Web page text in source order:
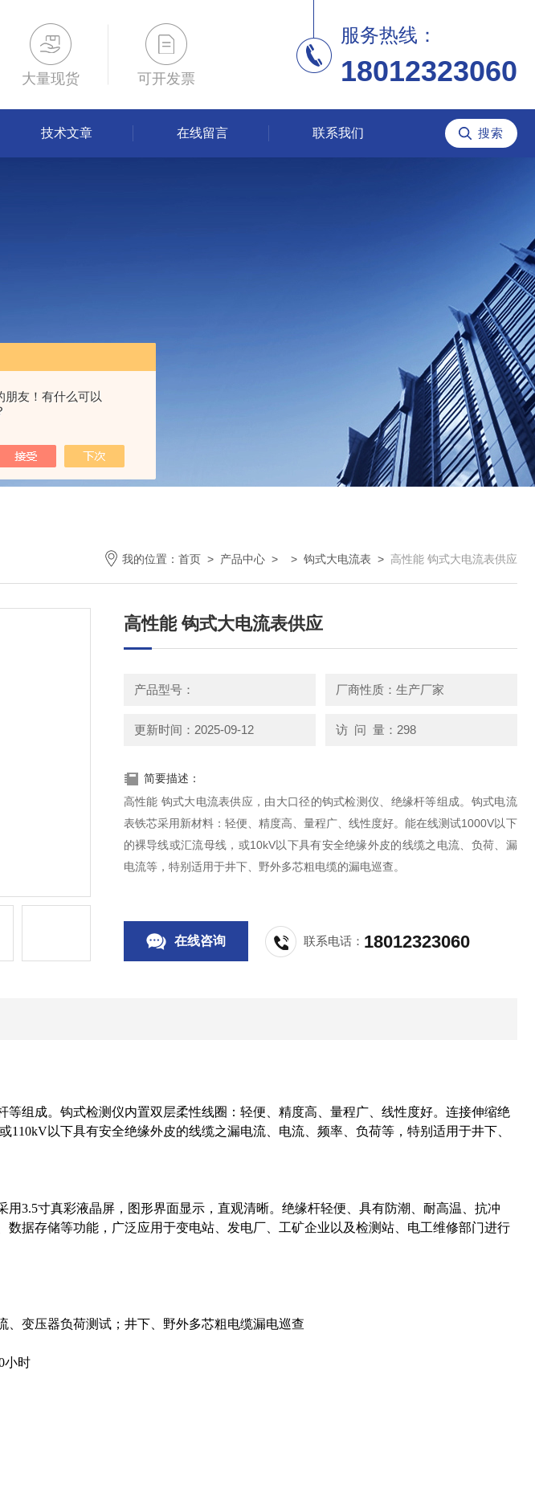
朋友！有什么可以
大量现货 可开发票
服务热线：
18012323060
技术文章 在线留言 联系我们
我的位置： 首页 > 产品中心 > > 钩式大电流表 > 高性能 钩式大电流表供应
高性能 钩式大电流表供应
产品型号： 厂商性质：生产厂家
更新时间：2025-09-12 访 问 量：298
简要描述：
高性能 钩式大电流表供应，由大口径的钩式检测仪、绝缘杆等组成。钩式电流
表铁芯采用新材料：轻便、精度高、量程广、线性度好。能在线测试1000V以下
的裸导线或汇流母线，或10kV以下具有安全绝缘外皮的线缆之电流、负荷、漏
电流等，特别适用于井下、野外多芯粗电缆的漏电巡查。
在线咨询 联系电话： 18012323060
等组成。钩式检测仪内置双层柔性线圈：轻便、精度高、量程广、线性度好。连接伸缩绝
以下具有安全绝缘外皮的线缆之漏电流、电流、频率、负荷等，特别适用于井下、
3.5寸真彩液晶屏，图形界面显示，直观清晰。绝缘杆轻便、具有防潮、耐高温、抗冲
据存储等功能，广泛应用于变电站、发电厂、工矿企业以及检测站、电工维修部门进行
变压器负荷测试；井下、野外多芯粗电缆漏电巡查
小时